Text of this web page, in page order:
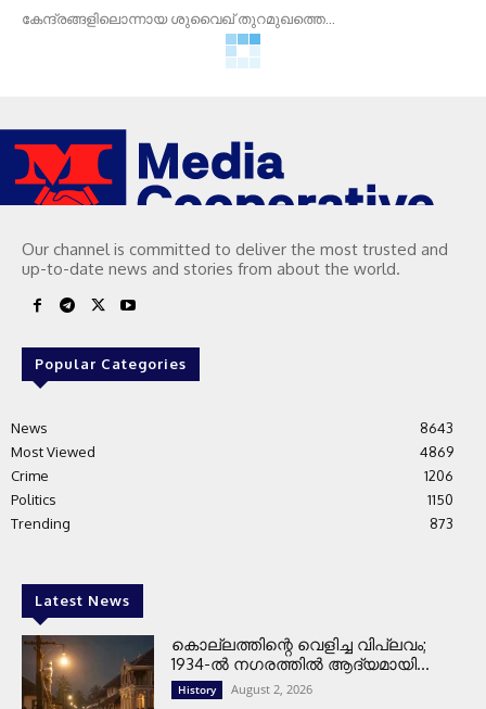
കേന്ദ്രങ്ങളിലൊന്നായ ശുവൈഖ് തുറമുഖത്തെ...
Our channel is committed to deliver the most trusted and
up-to-date news and stories from about the world.
Popular Categories
News
8643
Most Viewed
4869
Crime
1206
Politics
1150
Trending
873
Latest News
കൊല്ലത്തിന്റെ വെളിച്ച വിപ്ലവം;
1934-ൽ നഗരത്തിൽ ആദ്യമായി...
History August 2, 2026